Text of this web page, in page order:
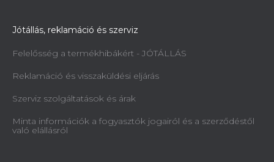
Jótállás, reklamáció és szerviz
Felelősség a termékhibákért - JÓTÁLLÁS
Reklamáció és visszaküldési eljárás
Szerviz szolgáltatások és árak
Minta információk a fogyasztók jogairól és a szerződéstől
való elállásról